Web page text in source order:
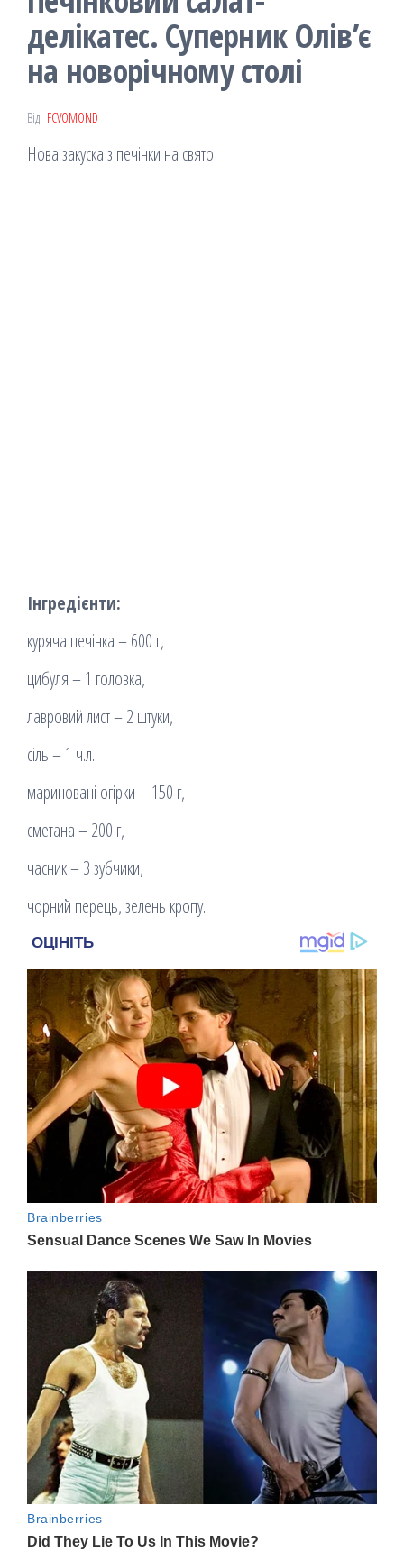
делікатес. Суперник Олів’є
на новорічному столі
Від FCVOMOND
Нова закуска з печінки на свято
Інгредієнти:
куряча печінка – 600 г,
цибуля – 1 головка,
лавровий лист – 2 штуки,
сіль – 1 ч.л.
мариновані огірки – 150 г,
сметана – 200 г,
часник – 3 зубчики,
чорний перець, зелень кропу.